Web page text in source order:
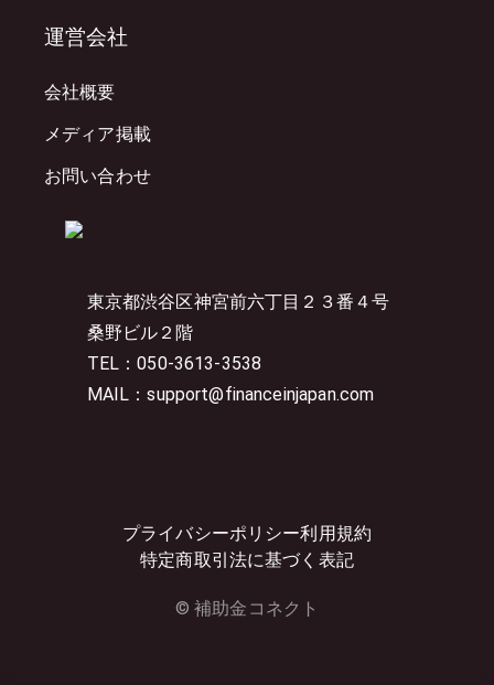
東京都渋谷区神宮前六丁目２３番４号
桑野ビル２階
TEL：050-3613-3538
MAIL：support@financeinjapan.com
プライバシーポリシー利用規約
特定商取引法に基づく表記
© 補助金コネクト
運営会社
会社概要
メディア掲載
お問い合わせ